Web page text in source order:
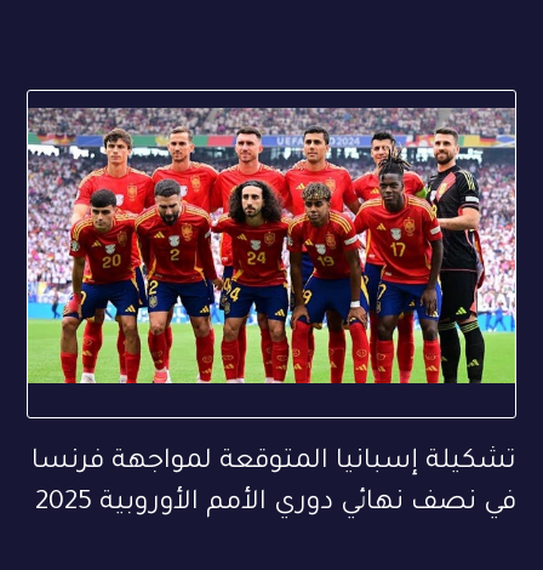
تشكيلة إسبانيا المتوقعة لمواجهة فرنسا
في نصف نهائي دوري الأمم الأوروبية 2025